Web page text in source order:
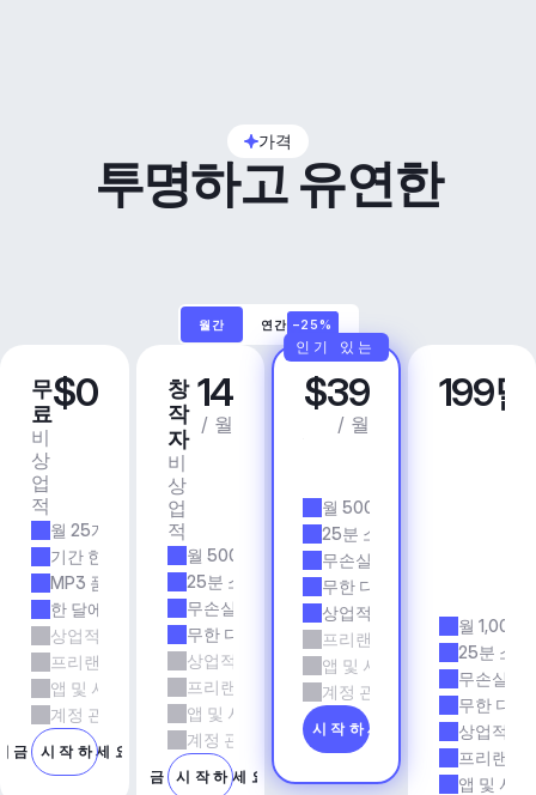
가격
투명하고 유연한
월간 연간 –25%
무
료
비
상
업
적
$0
월 25개 트랙
기간 한정
MP3 품질
한 달에 5회 다운로드
상업적 사용
프리랜서 및 에이전시 업무
앱 및 서비스
계정 관리자 지원
금 시작하세요
창
작
자
비
상
업
적
14
/ 월
월 500개 트랙
25분 소요 시간
무손실 품질
무한 다운로드
상업적 사용
프리랜서 및 에이전시 업무
앱 및 서비스
계정 관리자 지원
지금 시작하세요
프
로
$39
/ 월
월 500개 트랙
25분 소요 시간
무손실 품질
무한 다운로드
상업적 사용
프리랜서 및 에이전시 업무
앱 및 서비스
계정 관리자 지원
지금 시작하세요
인기 있는
비
즈
199
월 1,000
25분 소요
무손실 품
무한 다운
상업적 사
프리랜서
앱 및 서비